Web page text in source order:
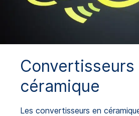
Convertisseurs
céramique
Les convertisseurs en